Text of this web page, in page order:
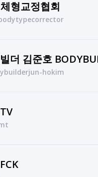
형교정협회
hokim